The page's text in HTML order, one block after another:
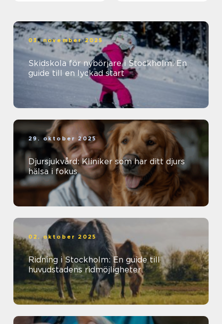
03. november 2025
Skidskola för nybörjare i Stockholm: En
guide till en lyckad start
29. oktober 2025
Djursjukvård: Kliniker som har ditt djurs
hälsa i fokus
02. oktober 2025
Ridning i Stockholm: En guide till
huvudstadens ridmöjligheter